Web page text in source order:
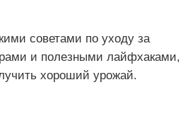
советами по уходу за
и полезными лайфхаками,
хороший урожай.